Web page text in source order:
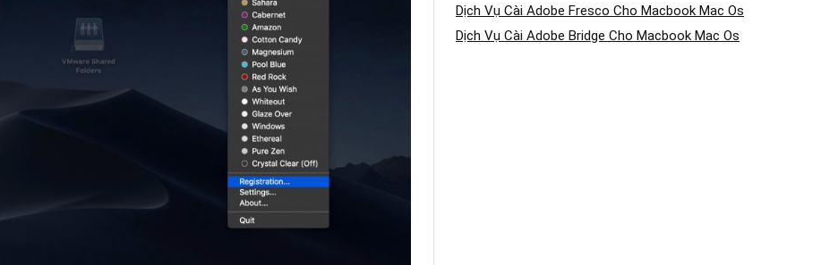
Dịch Vụ Cài Adobe Fresco Cho Macbook Mac Os
Dịch Vụ Cài Adobe Bridge Cho Macbook Mac Os